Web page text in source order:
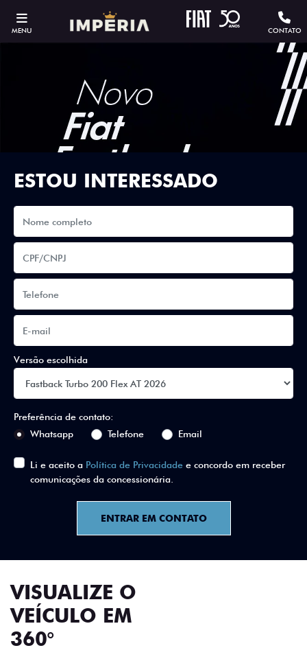
MENU CONTATO
ESTOU INTERESSADO
Versão escolhida
Preferência de contato:
Whatsapp
Telefone Email
Li e aceito a Política de Privacidade e concordo em receber
comunicações da concessionária.
ENTRAR EM CONTATO
VISUALIZE O
VEÍCULO EM
360°